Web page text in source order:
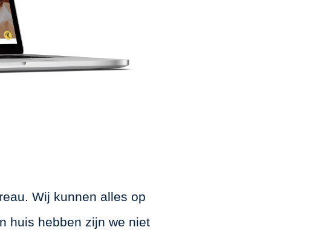
Wij kunnen alles op
huis hebben zijn we niet